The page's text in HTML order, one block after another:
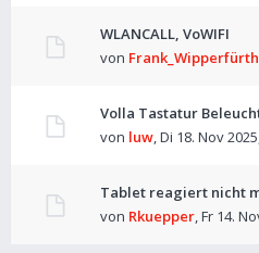
WLANCALL, VoWIFI
von Frank_Wipperfürth
Volla Tastatur
von luw,Di 18. Nov
Tablet reagiert nicht
von Rkuepper,Fr 14.